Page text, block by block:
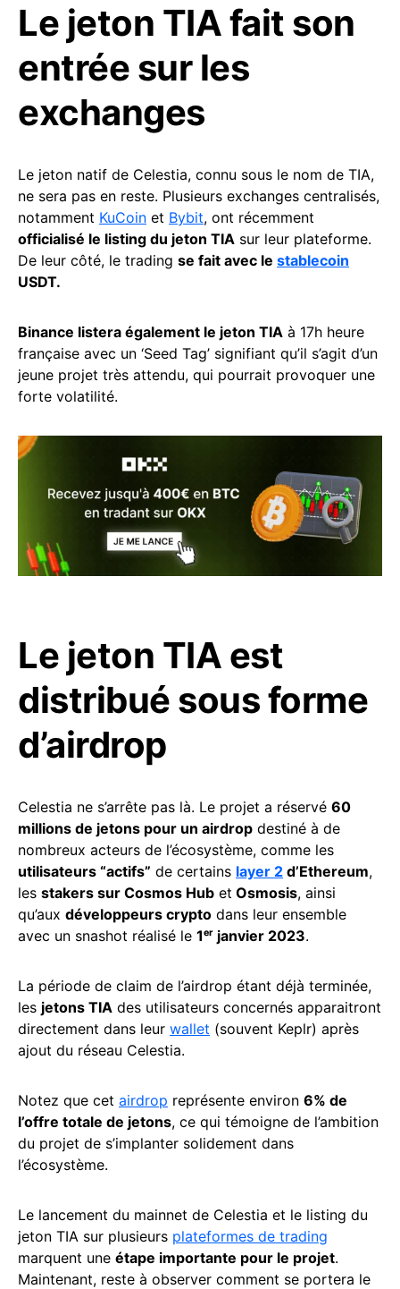
Le jeton TIA fait son
entrée sur les
exchanges
Le jeton natif de Celestia, connu sous le nom de TIA,
ne sera pas en reste. Plusieurs exchanges centralisés,
notamment KuCoin et Bybit, ont récemment
officialisé le listing du jeton TIA sur leur plateforme.
De leur côté, le trading se fait avec le stablecoin
USDT.
Binance listera également le jeton TIA à 17h heure
française avec un ‘Seed Tag’ signifiant qu’il s’agit d’un
jeune projet très attendu, qui pourrait provoquer une
forte volatilité.
Le jeton TIA est
distribué sous forme
d’airdrop
Celestia ne s’arrête pas là. Le projet a réservé 60
millions de jetons pour un airdrop destiné à de
nombreux acteurs de l’écosystème, comme les
utilisateurs “actifs” de certains layer 2 d’Ethereum,
les stakers sur Cosmos Hub et Osmosis, ainsi
qu’aux développeurs crypto dans leur ensemble
avec un snashot réalisé le 1ᵉʳ janvier 2023.
La période de claim de l’airdrop étant déjà terminée,
les jetons TIA des utilisateurs concernés apparaitront
directement dans leur wallet (souvent Keplr) après
ajout du réseau Celestia.
Notez que cet airdrop représente environ 6% de
l’offre totale de jetons, ce qui témoigne de l’ambition
du projet de s’implanter solidement dans
l’écosystème.
Le lancement du mainnet de Celestia et le listing du
jeton TIA sur plusieurs plateformes de trading
marquent une étape importante pour le projet.
Maintenant, reste à observer comment se portera le